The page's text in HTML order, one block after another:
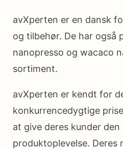
avXperten er en dansk
og tilbehør. De har også
nanopresso og wacaco
sortiment.
avXperten er kendt for
konkurrencedygtige
at give deres kunder
produktoplevelse. Deres